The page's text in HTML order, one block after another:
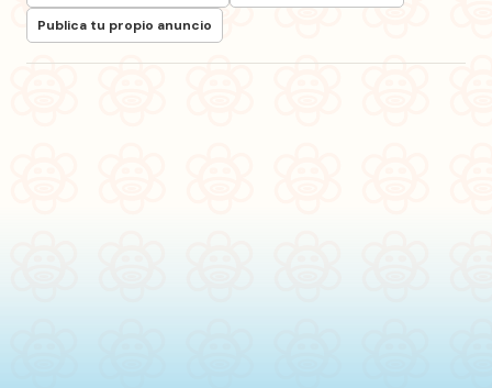
Publica tu propio anuncio